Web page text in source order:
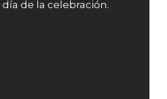
día de la celebración.